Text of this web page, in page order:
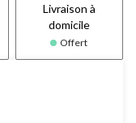
Livraison à
domicile
Offert